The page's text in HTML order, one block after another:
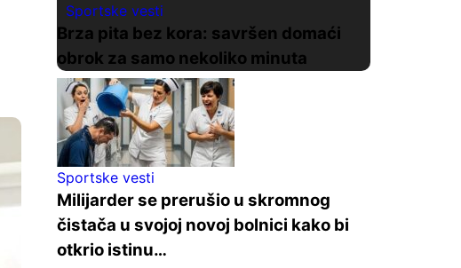
Sportske vesti
Brza pita bez kora: savršen domaći
obrok za samo nekoliko minuta
Sportske vesti
Milijarder se prerušio u skromnog
čistača u svojoj novoj bolnici kako bi
otkrio istinu…